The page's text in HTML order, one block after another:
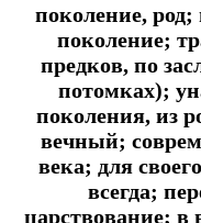
поколение,
поколение;
предков, по
потомках);
поколения, из
вечный;
века; для
всегда;
царствование; в